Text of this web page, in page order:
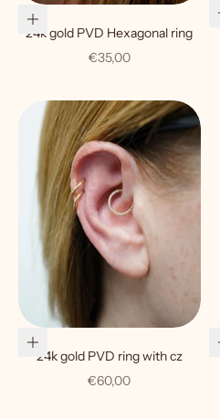
Choose options
24k gold PVD Hexagonal ring
Sale price
€35,00
Choose options
24k gold PVD ring with cz
Sale price
€60,00